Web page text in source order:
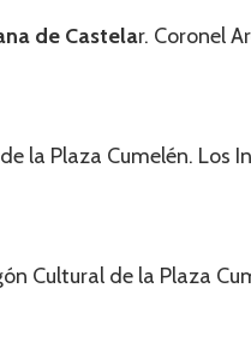
de Castelar. Coronel
la Plaza Cumelén. Los
Cultural de la Plaza